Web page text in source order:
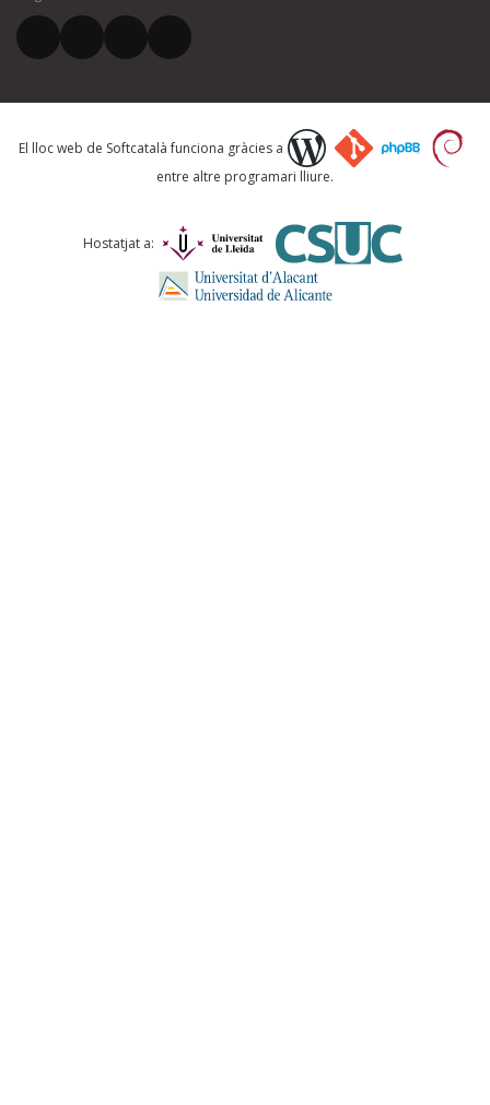
El vostre correu electrònic *
Què proposeu?
Comentari *
El lloc web de Softcatalà funciona gràcies a
entre altre programari lliure.
Hostatjat a: